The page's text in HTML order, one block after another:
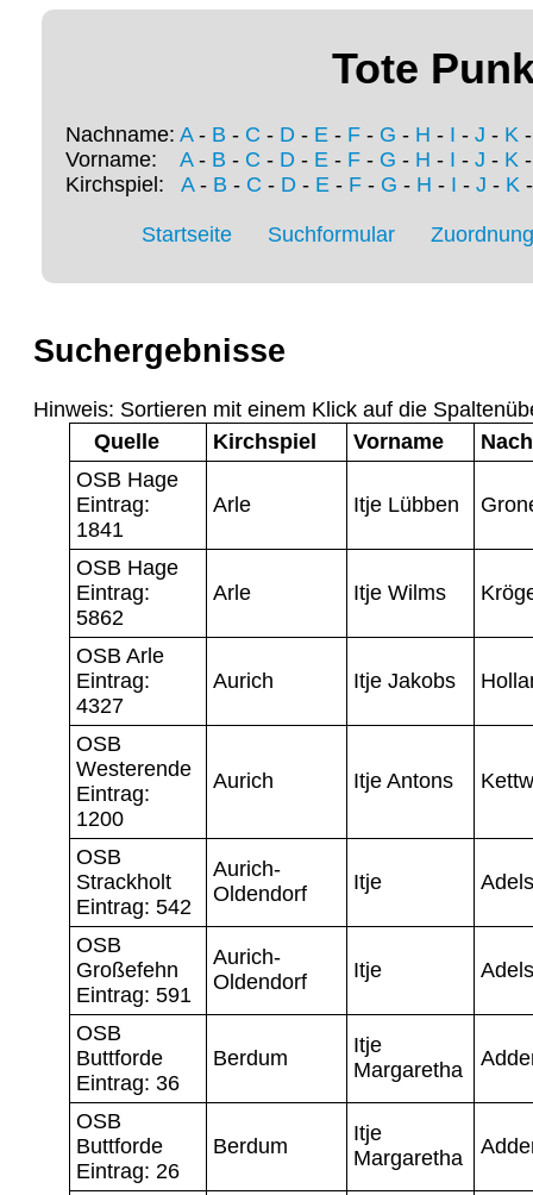
Tote
Nachname: A- B - C - D - E - F - G - H - I - J - K
Vorname: A- B - C - D - E - F - G - H - I - J - K
Kirchspiel: A- B - C - D- E- F- G - H - I - J - K
Startseite Suchformular
Suchergebnisse
Hinweis: Sortieren mit einem Klick auf die
Quelle
Kirchspiel Vorname
OSB Hage
Eintrag:
1841
Arle Itje Lübben
OSB Hage
Eintrag:
5862
Arle Itje Wilms
OSB Arle
Eintrag:
4327
Aurich Itje Jakobs
OSB
Westerende
Eintrag:
1200
Aurich Itje Antons
OSB
Strackholt
Eintrag: 542
Aurich-
Oldendorf
Itje Adels
OSB
Großefehn
Eintrag: 591
Aurich-
Oldendorf
Itje Adels
OSB
Buttforde
Eintrag: 36
Berdum
Itje
Margaretha
OSB
Buttforde
Eintrag: 26
Berdum
Itje
Margaretha